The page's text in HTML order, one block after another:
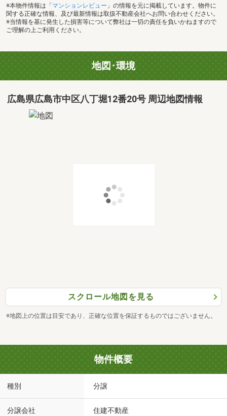
※本物件情報は「 マンションレビュー 」の情報を元に掲載しています。物件に
関する正確な情報、及び最新情報は取扱不動産会社へお問い合わせください。
※当情報を基に発生した損害等について弊社は一切の責任を負いかねますので
ご理解の上ご利用ください。
地図･環境
広島県広島市中区八丁堀12番20号 周辺地図情報
スクロール地図を見る
※地図上の位置は目安であり、正確な位置を保証するものではございません。
物件概要
種別 分譲
分譲会社 住建不動産